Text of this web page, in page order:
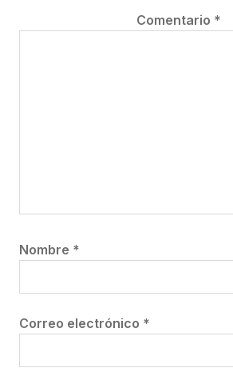
Comentario *
Nombre *
Correo electrónico *